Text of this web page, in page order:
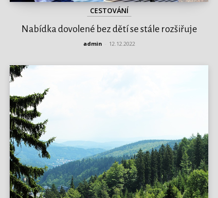
CESTOVÁNÍ
Nabídka dovolené bez dětí se stále rozšiřuje
admin 12.12.2022